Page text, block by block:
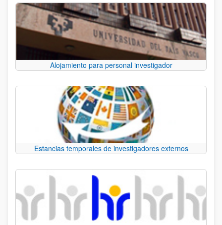
Alojamiento para personal investigador
Estancias temporales de investigadores externos